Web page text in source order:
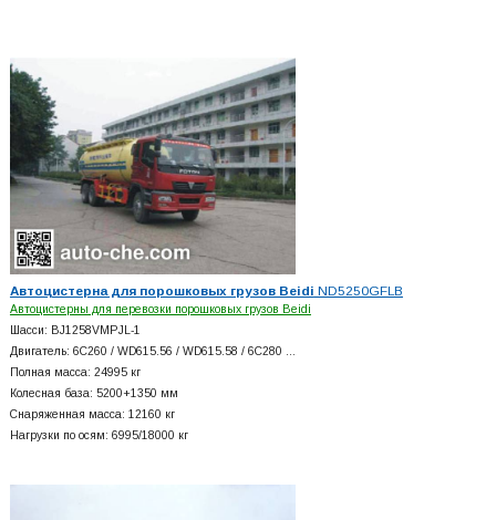
Автоцистерна для порошковых грузов Beidi ND5250GFLB
Автоцистерны для перевозки порошковых грузов Beidi
Шасси: BJ1258VMPJL-1
Двигатель: 6C260 / WD615.56 / WD615.58 / 6C280 …
Полная масса: 24995 кг
Колесная база: 5200+1350 мм
Снаряженная масса: 12160 кг
Нагрузки по осям: 6995/18000 кг